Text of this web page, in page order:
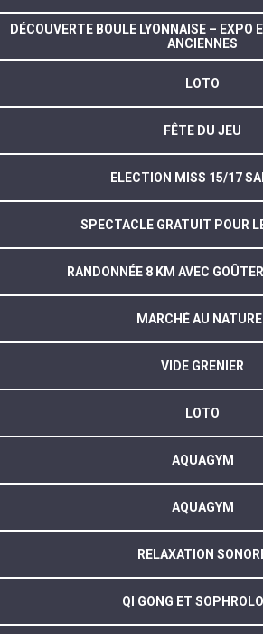
DÉCOUVERTE BOULE LYONNAISE – EXPO
ANCIENNES
LOTO
FÊTE DU JEU
ELECTION MISS 15/17
SPECTACLE GRATUIT POUR
RANDONNÉE 8 KM AVEC
MARCHÉ AU
VIDE GRENIER
LOTO
AQUAGYM
AQUAGYM
RELAXATION
QI GONG ET